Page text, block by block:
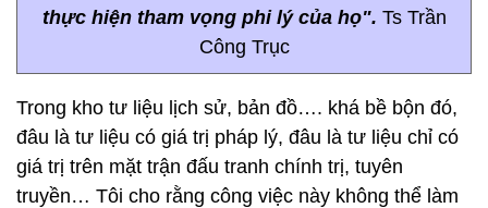
thực hiện tham vọng phi lý của họ". Ts Trần
Công Trục
Trong kho tư liệu lịch sử, bản đồ…. khá bề bộn đó,
đâu là tư liệu có giá trị pháp lý, đâu là tư liệu chỉ có
giá trị trên mặt trận đấu tranh chính trị, tuyên
truyền… Tôi cho rằng công việc này không thể làm